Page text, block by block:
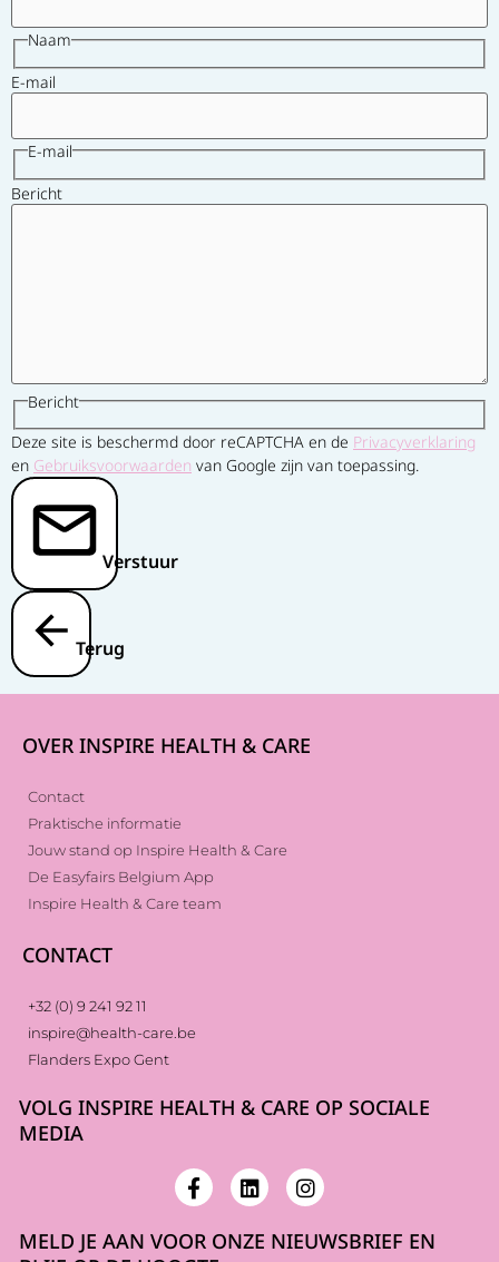
Naam
E-mail
E-mail
Bericht
Bericht
Deze site is beschermd door reCAPTCHA en de Privacyverklaring
en Gebruiksvoorwaarden van Google zijn van toepassing.
Verstuur
Terug
OVER INSPIRE HEALTH & CARE
Contact
Praktische informatie
Jouw stand op Inspire Health & Care
De Easyfairs Belgium App
Inspire Health & Care team
CONTACT
+32 (0) 9 241 92 11
inspire@health-care.be
Flanders Expo Gent
VOLG INSPIRE HEALTH & CARE OP SOCIALE
MEDIA
MELD JE AAN VOOR ONZE NIEUWSBRIEF EN